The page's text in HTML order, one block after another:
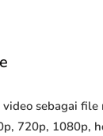
sebagai file
720p, 1080p,